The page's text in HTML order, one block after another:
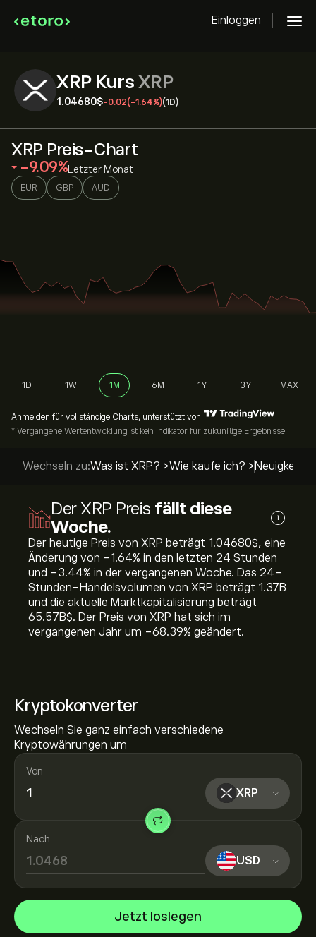
Einloggen
XRP Kurs XRP
1.04680‎$‎-0.02(-1.64%)(1D)
Kryptokonverter
Wechseln Sie ganz einfach verschiedene
Kryptowährungen um
Von
XRP
Nach
USD
Jetzt loslegen
XRP Preis-Chart
‎-9.09‎ Letzter Monat
EUR GBP AUD
1D 1W 1M 6M 1Y 3Y MAX
Anmelden für vollständige Charts, unterstützt von
* Vergangene Wertentwicklung ist kein Indikator für zukünftige Ergebnisse.
Wechseln zu:Was ist XRP? >Wie kaufe ich? > Neuigkeiten
Der XRP Preis fällt diese
Woche.
i
Der heutige Preis von XRP beträgt 1.04680‎$‎, eine
Änderung von ‎-1.64‎% in den letzten 24 Stunden
und ‎-3.44‎% in der vergangenen Woche. Das 24-
Stunden-Handelsvolumen von XRP beträgt 1.37B
und die aktuelle Marktkapitalisierung beträgt
65.57B‎$‎. Der Preis von XRP hat sich im
vergangenen Jahr um ‎-68.39‎% geändert.